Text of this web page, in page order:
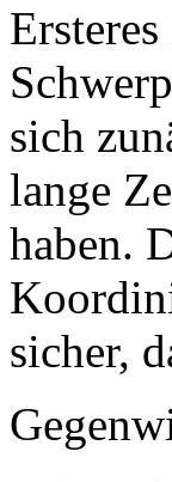
sich
lange
haben.
sicher,